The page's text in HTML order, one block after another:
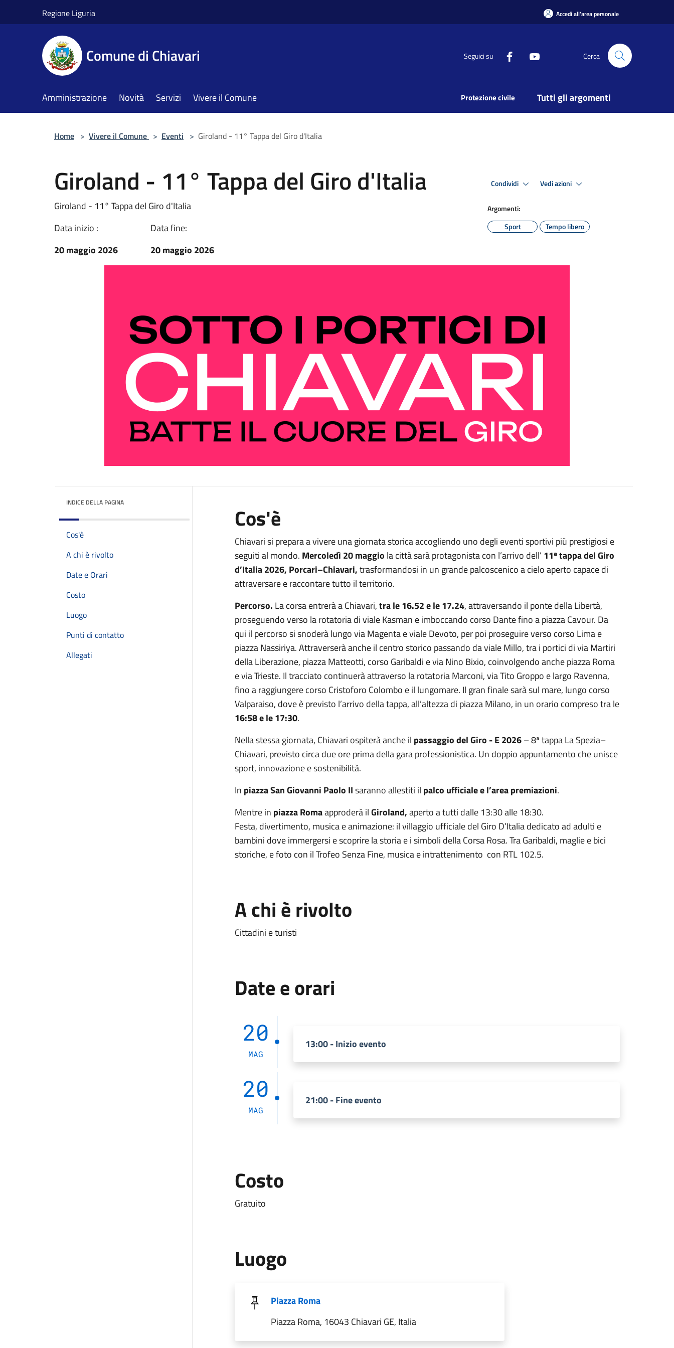
Regione Liguria Accedi all'area personale
Comune di Chiavari Seguici su Cerca
Amministrazione Novità Servizi Vivere il Comune Protezione civile Tutti gli argomenti
Home > Vivere il Comune > Eventi > Giroland - 11° Tappa del Giro d'Italia
Giroland - 11° Tappa del Giro d'Italia
Giroland - 11° Tappa del Giro d'Italia
Data inizio :
20 maggio 2026
Data fine:
20 maggio 2026
Condividi Vedi azioni
Argomenti:
Sport
Tempo libero
INDICE DELLA PAGINA
Cos'è
A chi è rivolto
Date e Orari
Costo
Luogo
Punti di contatto
Allegati
Cos'è
Chiavari si prepara a vivere una giornata storica accogliendo uno degli eventi sportivi più prestigiosi e
seguiti al mondo. Mercoledì 20 maggio la città sarà protagonista con l’arrivo dell’ 11ª tappa del Giro
d’Italia 2026, Porcari–Chiavari,trasformandosi in un grande palcoscenico a cielo aperto capace di
attraversare e raccontare tutto il territorio.
Percorso. La corsa entrerà a Chiavari,tra le 16.52 e le 17.24, attraversando il ponte della Libertà,
proseguendo verso la rotatoria di viale Kasman e imboccando corso Dante fino a piazza Cavour. Da
qui il percorso si snoderà lungo via Magenta e viale Devoto, per poi proseguire verso corso Lima e
piazza Nassiriya. Attraverserà anche il centro storico passando da viale Millo, tra i portici di via Martiri
della Liberazione, piazza Matteotti, corso Garibaldi e via Nino Bixio, coinvolgendo anche piazza Roma
e via Trieste. Il tracciato continuerà attraverso la rotatoria Marconi, via Tito Groppo e largo Ravenna,
fino a raggiungere corso Cristoforo Colombo e il lungomare. Il gran finale sarà sul mare, lungo corso
Valparaiso, dove è previsto l’arrivo della tappa, all’altezza di piazza Milano, in un orario compreso tra le
16:58 e le 17:30.
Nella stessa giornata, Chiavari ospiterà anche il passaggio del Giro - E 2026– 8ª tappa La Spezia–
Chiavari, previsto circa due ore prima della gara professionistica. Un doppio appuntamento che unisce
sport, innovazione e sostenibilità.
In piazza San Giovanni Paolo IIsaranno allestiti il palco ufficiale e l’area premiazioni.
Mentre in piazza Romaapproderà ilGiroland,aperto a tutti dalle 13:30 alle 18:30.
Festa, divertimento, musica e animazione: il villaggio ufficiale del Giro D’Italia dedicato ad adulti e
bambini dove immergersi e scoprire la storia e i simboli della Corsa Rosa. Tra Garibaldi, maglie e bici
storiche, e foto con il Trofeo Senza Fine, musica e intrattenimento con RTL 102.5.
A chi è rivolto
Cittadini e turisti
Date e orari
20
MAG
13:00 - Inizio evento
20
MAG
21:00 - Fine evento
Costo
Gratuito
Luogo
Piazza Roma
Piazza Roma, 16043 Chiavari GE, Italia